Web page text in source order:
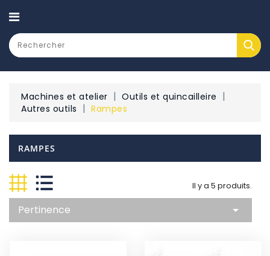
CATEGORY
Machines et atelier
Outils et quincailleire
Autres outils
Rampes
RAMPES
Il y a 5 produits.
Pertinence 